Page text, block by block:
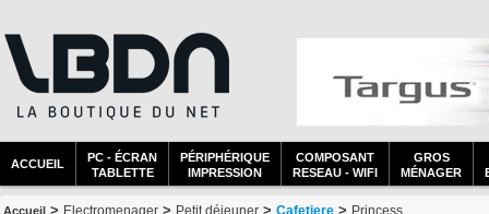
ACCUEIL
PC - ÉCRAN
TABLETTE
PÉRIPHÉRIQUE
IMPRESSION
COMPOSANT
RESEAU - WIFI
GROS
MÉNAGER
Accueil > Electromenager > Petit déjeuner > Cafetiere > Princess